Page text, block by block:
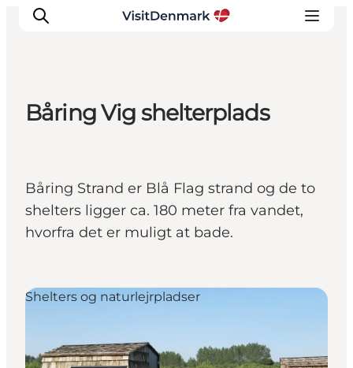
Aktiviteter
Overnatting
Planlegg reisen
Båring Vig shelterplads
Båring Strand er Blå Flag strand og de to
shelters ligger ca. 180 meter fra vandet,
hvorfra det er muligt at bade.
Shelters og naturlejrpladser